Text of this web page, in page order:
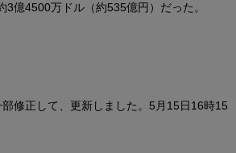
3億4500万ドル（約535億円）だった。
修正して、更新しました。5月15日16時15